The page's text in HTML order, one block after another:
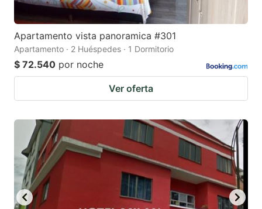
Apartamento vista panoramica #301
Apartamento · 2 Huéspedes · 1 Dormitorio
$ 72.540 por noche
Ver oferta